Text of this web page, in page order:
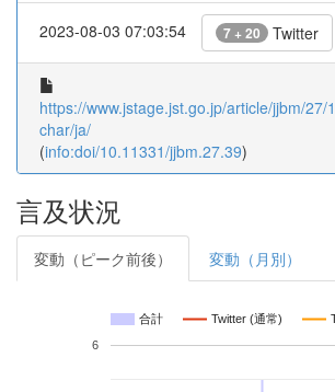
2023-08-03 07:03:54 7 + 20 Twitter
https://www.jstage.jst.go.jp/article/jjbm/27/
char/ja/
(info:doi/10.11331/jjbm.27.39)
言及状況
変動（ピーク前後） 変動（月別）
合計 Twitter (通常)
6